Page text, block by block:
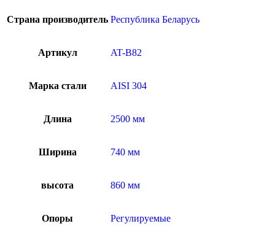
Страна производитель Республика Беларусь
Артикул AT-B82
Марка стали AISI 304
Длина 2500 мм
Ширина 740 мм
высота 860 мм
Опоры Регулируемые